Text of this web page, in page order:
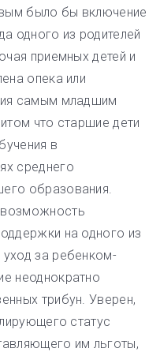
было бы включение
одного из родителей
приемных детей и
опека или
самым младшим
что старшие дети
в
среднего
образования.
на одного из
за ребенком-
неоднократно
трибун. Уверен,
статус
им льготы,